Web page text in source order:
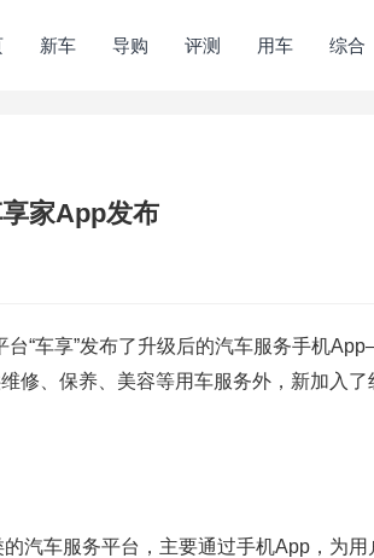
新车 导购 评测 用车 综合
家App发布
台“车享”发布了升级后的汽车服务手机
修、保养、美容等用车服务外，新加入
车服务平台，主要通过手机App，为用